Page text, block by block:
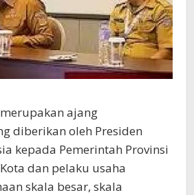
ajang
diberikan oleh Presiden
kepada Pemerintah Provinsi
dan pelaku usaha
skala besar, skala